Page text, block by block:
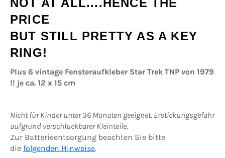
NOT AT ALL....HENCE THE
PRICE
BUT STILL PRETTY AS A KEY
RING!
Plus 6 vintage Fensteraufkleber Star Trek TNP von 1979
!! je ca. 12 x 15 cm
Nicht für Kinder unter 36 Monaten geeignet. Erstickungsgefahr
aufgrund verschluckbarer Kleinteile.
Zur Batterieentsorgung beachten Sie bitte
die folgenden Hinweise.